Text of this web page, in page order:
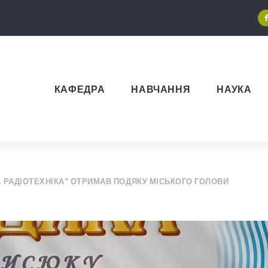
КАФЕДРА НАВЧАННЯ НАУКА
РАДІОТЕХНІКА” ОТРИМАВ ПОДЯКУ МІСЬКОГО ГОЛОВИ